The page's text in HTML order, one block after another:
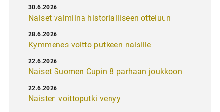
Naiset valmiina historialliseen otteluun
30.6.2026
Kymmenes voitto putkeen naisille
28.6.2026
Naiset Suomen Cupin 8 parhaan joukkoon
22.6.2026
Naisten voittoputki venyy
22.6.2026